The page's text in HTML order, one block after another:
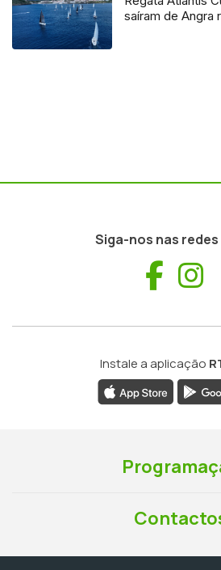
saíram de Angra
Siga-nos nas
Instale a aplicação